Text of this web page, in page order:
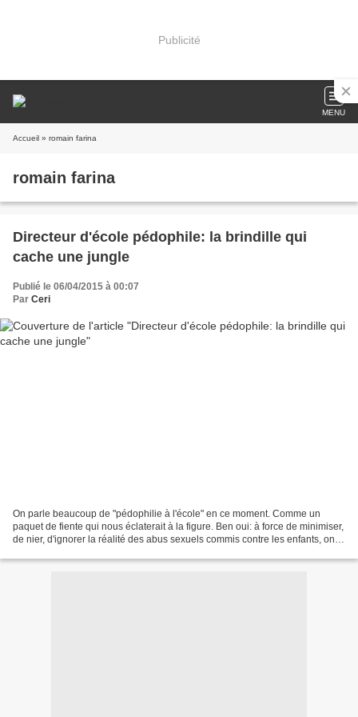
Publicité
MENU
Accueil » romain farina
romain farina
Directeur d'école pédophile: la brindille qui
cache une jungle
Publié le 06/04/2015 à 00:07
Par Ceri
On parle beaucoup de "pédophilie à l'école" en ce moment. Comme un
paquet de fiente qui nous éclaterait à la figure. Ben oui: à force de minimiser,
de nier, d'ignorer la réalité des abus sexuels commis contre les enfants, on